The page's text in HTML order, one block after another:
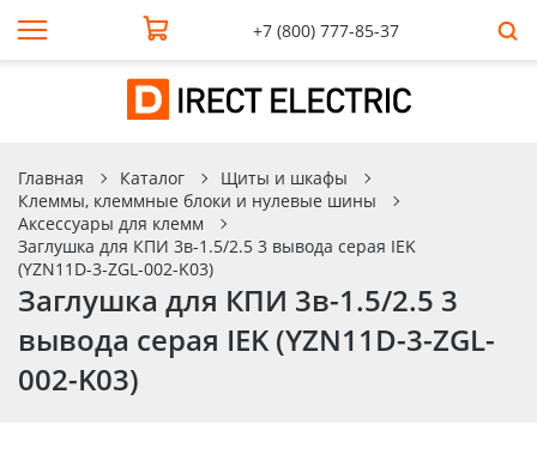
+7 (800) 777-85-37
Главная Каталог
Щиты и шкафы
Клеммы, клеммные блоки и нулевые шины
Аксессуары для клемм
Заглушка для КПИ 3в-1.5/2.5 3 вывода серая IEK
(YZN11D-3-ZGL-002-K03)
Заглушка для КПИ 3в-1.5/2.5 3
вывода серая IEK (YZN11D-3-ZGL-
002-K03)